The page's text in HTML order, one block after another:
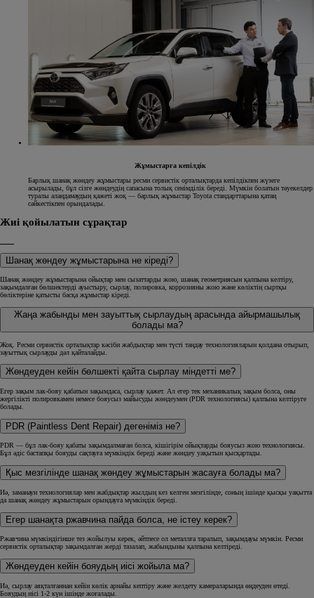
Жұмыстарға кепілдік
Барлық шанақ жөндеу жұмыстары ресми сервистік орталықтарда кепілдікпен жүзеге
асырылады, бұл сізге жөндеудің сапасына толық сенімділік береді. Мүмкін болатын тәуекелдер
туралы алаңдамаудың қажеті жоқ — барлық жұмыстар Toyota стандарттарына қатаң
сәйкестікпен орындалады.
Жиі қойылатын сұрақтар
Шанақ жөндеу жұмыстарына не кіреді?
Шанақ жөндеу жұмыстарына ойықтар мен сызаттарды жою, шанақ геометриясын қалпына келтіру,
зақымдалған бөлшектерді ауыстыру, сырлау, полировка, коррозияны жою және көліктің сыртқы
бөліктеріне қатысты басқа жұмыстар кіреді.
Жаңа жабынды мен зауыттық сырлаудың арасында айырмашылық
болады ма?
Жоқ. Ресми сервистік орталықтар кәсіби жабдықтар мен түсті таңдау технологияларын қолдана отырып,
зауыттық сырлауды дәл қайталайды.
Жөндеуден кейін бөлшекті қайта сырлау міндетті ме?
Егер зақым лак-бояу қабатын зақымдаса, сырлау қажет. Ал егер тек механикалық зақым болса, оны
жергілікті полировкамен немесе бояусыз майысуды жөндеумен (PDR технологиясы) қалпына келтіруге
болады.
PDR (Paintless Dent Repair) дегеніміз не?
PDR — бұл лак-бояу қабаты зақымдалмаған болса, кішігірім ойықтарды бояусыз жою технологиясы.
Бұл әдіс бастапқы бояуды сақтауға мүмкіндік береді және жөндеу уақытын қысқартады.
Қыс мезгілінде шанақ жөндеу жұмыстарын жасауға болады ма?
Иә, заманауи технологиялар мен жабдықтар жылдың кез келген мезгілінде, соның ішінде қысқы уақытта
да шанақ жөндеу жұмыстарын орындауға мүмкіндік береді.
Егер шанақта ржавчина пайда болса, не істеу керек?
Ржавчина мүмкіндігінше тез жойылуы керек, әйтпесе ол металлға таралып, зақымдауы мүмкін. Ресми
сервистік орталықтар зақымдалған жерді тазалап, жабындыны қалпына келтіреді.
Жөндеуден кейін бояудың иісі жойыла ма?
Иә, сырлау аяқталғаннан кейін көлік арнайы кептіру және желдету камераларында өңдеуден өтеді.
Бояудың иісі 1-2 күн ішінде жоғалады.